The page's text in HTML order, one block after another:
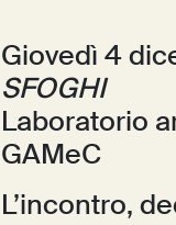
Giovedì 4
SFOGHI
Laboratorio
GAMeC
L’incontro,